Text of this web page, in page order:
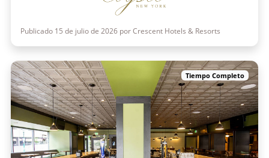
Publicado 15 de julio de 2026 por Crescent Hotels & Resorts
Tiempo Completo